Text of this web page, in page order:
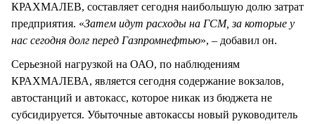
КРАХМАЛЕВ, составляет сегодня наибольшую долю затрат
предприятия. «Затем идут расходы на ГСМ, за которые у
нас сегодня долг перед Газпромнефтью», – добавил он.
Серьезной нагрузкой на ОАО, по наблюдениям
КРАХМАЛЕВА, является сегодня содержание вокзалов,
автостанций и автокасс, которое никак из бюджета не
субсидируется. Убыточные автокассы новый руководитель